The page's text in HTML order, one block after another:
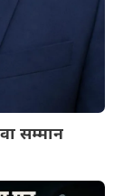
सम्मान